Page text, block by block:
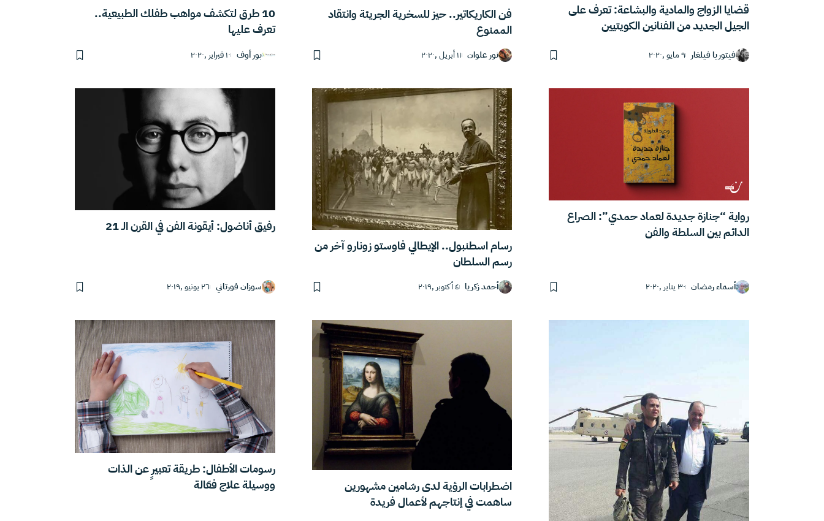
قضايا الزواج والمادية والبشاعة: تعرف على
الجيل الجديد من الفنانين الكويتيين
فيتوريا فيلغار ٩ مايو ,٢٠٢٠
فن الكاريكاتير.. حيز للسخرية الجريئة وانتقاد
الممنوع
نور علوان ١١ أبريل ,٢٠٢٠
10 طرق لتكشف مواهب طفلك الطبيعية..
تعرف عليها
بور أوف ١٠ فبراير ,٢٠٢٠
رواية “جنازة جديدة لعماد حمدي”: الصراع
الدائم بين السلطة والفن
أسماء رمضان ٣٠ يناير ,٢٠٢٠
رسام اسطنبول.. الإيطالي فاوستو زونارو آخر من
رسم السلطان
أحمد زكريا ٤ أكتوبر ,٢٠١٩
رفيق أناضول: أيقونة الفن في القرن الـ 21
سوزان فورتاني ٢٦ يونيو ,٢٠١٩
اضطرابات الرؤية لدى رسّامين مشهورين
ساهمت في إنتاجهم لأعمال فريدة
رسومات الأطفال: طريقة تعبيرٍ عن الذات
ووسيلة علاج فعّالة